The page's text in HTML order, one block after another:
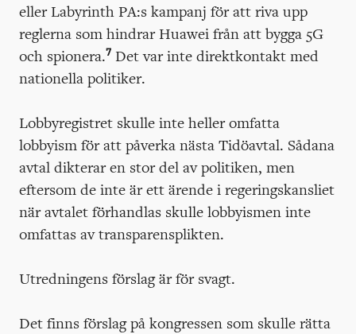
eller Labyrinth PA:s kampanj för att riva upp
reglerna som hindrar Huawei från att bygga 5G
och spionera.7 Det var inte direktkontakt med
nationella politiker.
Lobbyregistret skulle inte heller omfatta
lobbyism för att påverka nästa Tidöavtal. Sådana
avtal dikterar en stor del av politiken, men
eftersom de inte är ett ärende i regeringskansliet
när avtalet förhandlas skulle lobbyismen inte
omfattas av transparensplikten.
Utredningens förslag är för svagt.
Det finns förslag på kongressen som skulle rätta